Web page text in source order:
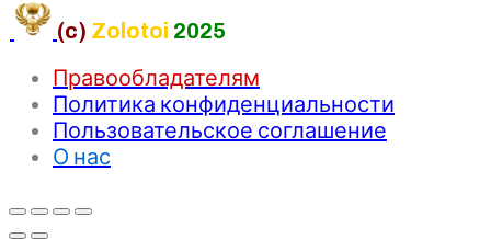
(c) Zolotoi 2025
Правообладателям
Политика конфиденциальности
Пользовательское соглашение
О нас